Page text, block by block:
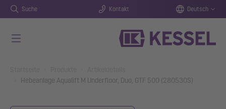
Suche Kontakt Deutsch
Hebeanlage Aqualift M Underfloor, Duo, GTF 500 (280530S)